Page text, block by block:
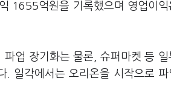
1655억원을 기록했으며 영업이익
업 장기화는 물론, 슈퍼마켓 등 일
. 일각에서는 오리온을 시작으로 파